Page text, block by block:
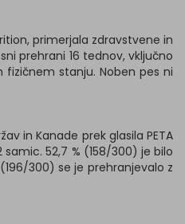
primerjala zdravstvene in
prehrani 16 tednov, vključno
fizičnem stanju. Noben pes ni
in Kanade prek glasila PETA
samic. 52,7 % (158/300) je bilo
300) se je prehranjevalo z